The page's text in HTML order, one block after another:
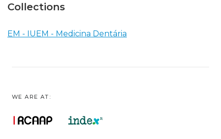
Collections
EM - IUEM - Medicina Dentária
WE ARE AT: